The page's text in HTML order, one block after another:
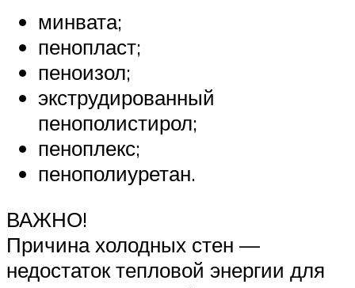
минвата;
пенопласт;
пеноизол;
экструдированный
пенополистирол;
пеноплекс;
пенополиуретан.
ВАЖНО!
Причина холодных стен —
недостаток тепловой энергии для